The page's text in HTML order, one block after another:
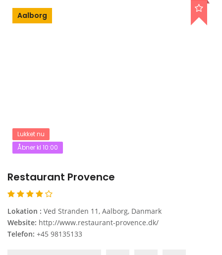
Aalborg
Lukket nu
Åbner kl 10:00
Restaurant Provence
Lokation : Ved Stranden 11, Aalborg, Danmark
Website: http://www.restaurant-provence.dk/
Telefon: +45 98135133